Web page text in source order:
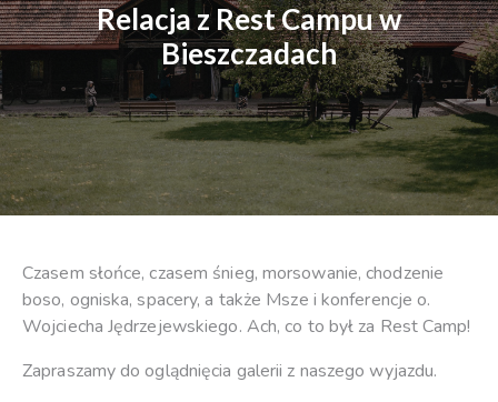
Relacja z Rest Campu w
Bieszczadach
Czasem słońce, czasem śnieg, morsowanie, chodzenie
boso, ogniska, spacery, a także Msze i konferencje o.
Wojciecha Jędrzejewskiego. Ach, co to był za Rest Camp!
Zapraszamy do oglądnięcia galerii z naszego wyjazdu.